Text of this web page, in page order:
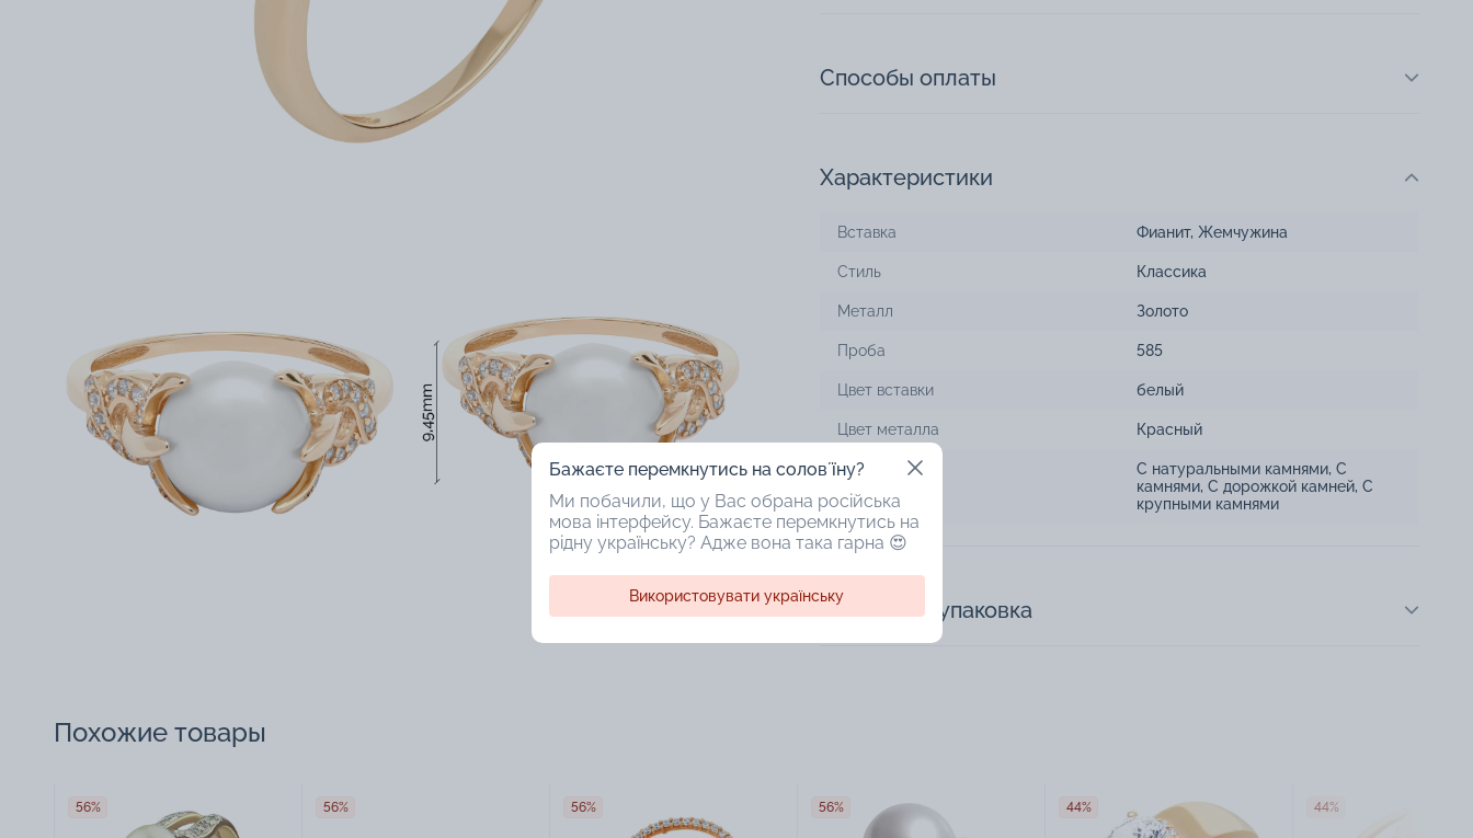
Способы оплаты
Характеристики
Вставка Фианит, Жемчужина
Стиль Классика
Металл Золото
Проба 585
Цвет вставки белый
Цвет металла Красный
С натуральными камнями, С
камнями, С дорожкой камней, С
крупными камнями
Доступная упаковка
Похожие товары
56% 56% 56% 56% 44% 44%
Бажаєте перемкнутись на соловʼїну?
Ми побачили, що у Вас обрана російська
мова інтерфейсу. Бажаєте перемкнутись на
рідну українську? Адже вона така гарна 😍
Використовувати українську